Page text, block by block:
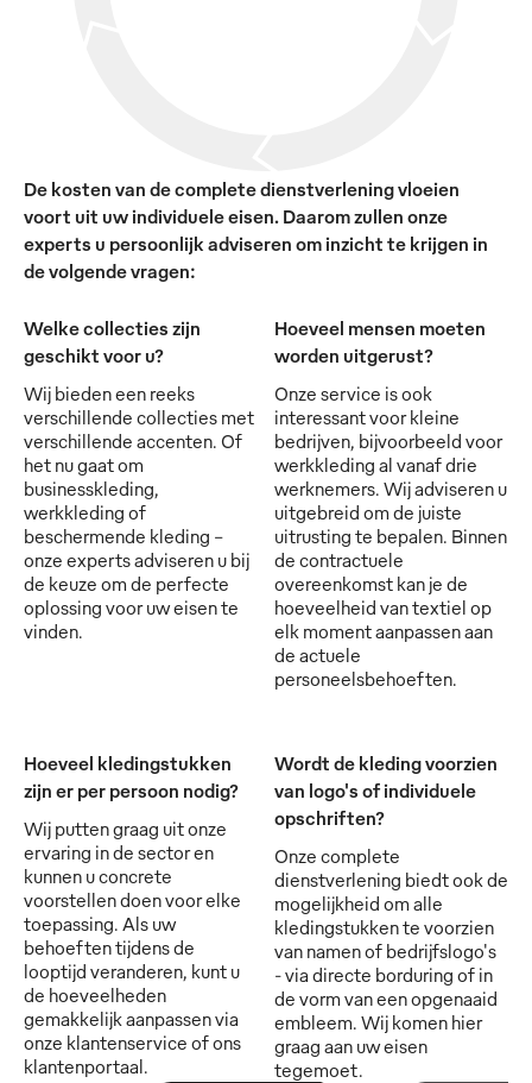
De kosten van de complete dienstverlening vloeien
voort uit uw individuele eisen. Daarom zullen onze
experts u persoonlijk adviseren om inzicht te krijgen in
de volgende vragen:
Welke collecties zijn
geschikt voor u?
Wij bieden een reeks
verschillende collecties met
verschillende accenten. Of
het nu gaat om
businesskleding,
werkkleding of
beschermende kleding -
onze experts adviseren u bij
de keuze om de perfecte
oplossing voor uw eisen te
vinden.
Hoeveel mensen moeten
worden uitgerust?
Onze service is ook
interessant voor kleine
bedrijven, bijvoorbeeld voor
werkkleding al vanaf drie
werknemers. Wij adviseren u
uitgebreid om de juiste
uitrusting te bepalen. Binnen
de contractuele
overeenkomst kan je de
hoeveelheid van textiel op
elk moment aanpassen aan
de actuele
personeelsbehoeften.
Hoeveel kledingstukken
zijn er per persoon nodig?
Wij putten graag uit onze
ervaring in de sector en
kunnen u concrete
voorstellen doen voor elke
toepassing. Als uw
behoeften tijdens de
looptijd veranderen, kunt u
de hoeveelheden
gemakkelijk aanpassen via
onze klantenservice of ons
klantenportaal.
Wordt de kleding voorzien
van logo's of individuele
opschriften?
Onze complete
dienstverlening biedt ook de
mogelijkheid om alle
kledingstukken te voorzien
van namen of bedrijfslogo's
- via directe borduring of in
de vorm van een opgenaaid
embleem. Wij komen hier
graag aan uw eisen
tegemoet.